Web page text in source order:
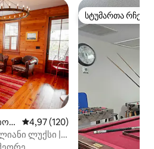
საშუალო შეფასებაა 5‑დან
4,97 (120)
ლუქსი |
სტუმართა
სტუმართა